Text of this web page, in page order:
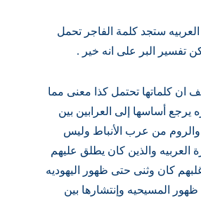
ستجد كلمة الفاجر تحمل
البر على انه خير .
كلماتها تحتمل كذا معنى مما
أساسها إلى العرابين بين
من عرب الأنباط وليس
والذين كان يطلق عليهم
كان وثنى حتى ظهور اليهوديه
وإنتشارها بين